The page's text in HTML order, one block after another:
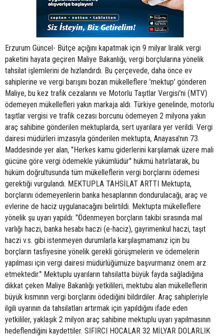
Erzurum Güncel- Bütçe açığını kapatmak için 9 milyar liralık vergi
paketini hayata geçiren Maliye Bakanlığı, vergi borçlularına yönelik
tahsilat işlemlerini de hızlandırdı. Bu çerçevede, daha önce ev
sahiplerine ve vergi barışını bozan mükelleflere 'mektup' gönderen
Maliye, bu kez trafik cezalarını ve Motorlu Taşıtlar Vergisi'ni (MTV)
ödemeyen mükellefleri yakın markaja aldı. Türkiye genelinde, motorlu
taşıtlar vergisi ve trafik cezası borcunu ödemeyen 2 milyona yakın
araç sahibine gönderilen mektuplarda, sert uyarılara yer verildi. Vergi
dairesi müdürleri imzasıyla gönderilen mektupta, Anayasa'nın 73.
Maddesinde yer alan, "Herkes kamu giderlerini karşılamak üzere mali
gücüne göre vergi ödemekle yükümlüdür" hükmü hatırlatarak, bu
hüküm doğrultusunda tüm mükelleflerin vergi borçlarını ödemesi
gerektiği vurgulandı. MEKTUPLA TAHSİLAT ARTTI Mektupta,
borçlarını ödemeyenlerin banka hesaplarının dondurulacağı, araç ve
evlerine de haciz uygulanacağını belirtildi. Mektupta mükelleflere
yönelik şu uyarı yapıldı: "Ödenmeyen borçların takibi sırasında mal
varlığı haczi, banka hesabı haczi (e-haciz), gayrimenkul haczi, taşıt
haczi v.s. gibi istenmeyen durumlarla karşılaşmamanız için bu
borçların tasfiyesine yönelik gerekli görüşmelerin ve ödemelerin
yapılması için vergi dairesi müdürlüğümüze başvurmanız önem arz
etmektedir." Mektuplu uyarıların tahsilatta büyük fayda sağladığına
dikkat çeken Maliye Bakanlığı yetkilileri, mektubu alan mükelleflerin
büyük kısmının vergi borçlarını ödediğini bildirdiler. Araç sahipleriyle
ilgili uyarının da tahsilatları artırmak için yapıldığını ifade eden
yetkililer, yaklaşık 2 milyon araç sahibine mektuplu uyarı yapılmasının
hedeflendiğini kaydettiler. SIFIRCI HOCALAR 32 MİLYAR DOLARLIK